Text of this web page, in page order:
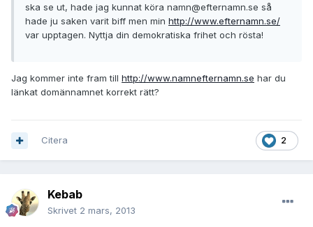
ska se ut, hade jag kunnat köra namn@efternamn.se så
hade ju saken varit biff men min http://www.efternamn.se/
var upptagen. Nyttja din demokratiska frihet och rösta!
Jag kommer inte fram till http://www.namnefternamn.se har du
länkat domännamnet korrekt rätt?
2
Citera
Kebab
Skrivet 2 mars, 2013